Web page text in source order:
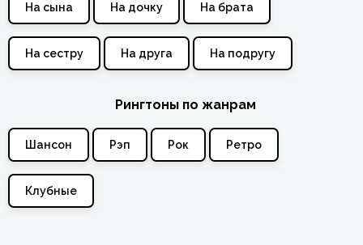
На сына На дочку На брата
На сестру На друга На подругу
Рингтоны по жанрам
Шансон Рэп Рок Ретро
Клубные